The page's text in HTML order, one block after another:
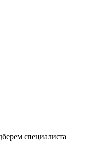
специалиста